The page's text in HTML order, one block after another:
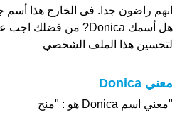
انهم راضون جدا. فى الخارج هذا أسم
هل أسمك Donica? من فضلك اجب على
لتحسين هذا الملف الشخصي
معني Donica
"معني اسم Donica هو : "منح